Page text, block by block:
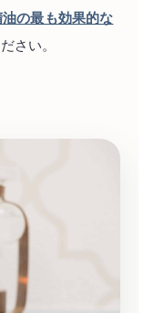
油の最も効果的な
さい。